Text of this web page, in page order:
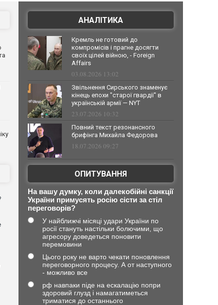
АНАЛІТИКА
Кремль не готовий до
компромісів і прагне досягти
своїх цілей війною, - Foreign
Affairs
03.08.2026 13:02
Звільнення Сирського знаменує
кінець епохи "старої гвардії" в
українській армії — NYT
23.07.2026 10:32
Повний текст резонансного
брифінга Михайла Федорова
18.07.2026 09:27
ОПИТУВАННЯ
На вашу думку, коли далекобійні санкції
України примусять росію сісти за стіл
переговорів?
У найближчі місяці удари України по
росії стануть настільки болючими, що
агресору доведеться поновити
перемовини
Цього року не варто чекати поновлення
переговорного процесу. А от наступного
- можливо все
рф навпаки піде на ескалацію попри
здоровий глузд і намагатиметься
триматися до останнього